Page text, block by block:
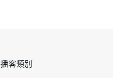
播客類別